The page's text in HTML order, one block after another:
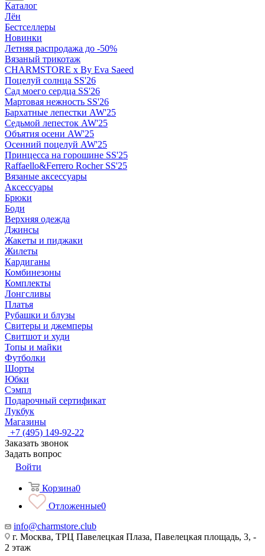
Каталог
Лён
Бестселлеры
Новинки
Летняя распродажа до -50%
Вязаный трикотаж
CHARMSTORE х By Eva Saeed
Поцелуй солнца SS'26
Сад моего сердца SS'26
Мартовая нежность SS'26
Бархатные лепестки AW'25
Седьмой лепесток AW'25
Объятия осени AW'25
Осенний поцелуй AW'25
Принцесса на горошине SS'25
Raffaello&Ferrero Rocher SS'25
Вязаные аксессуары
Аксессуары
Брюки
Боди
Верхняя одежда
Джинсы
Жакеты и пиджаки
Жилеты
Кардиганы
Комбинезоны
Комплекты
Лонгсливы
Платья
Рубашки и блузы
Свитеры и джемперы
Свитшот и худи
Топы и майки
Футболки
Шорты
Юбки
Сэмпл
Подарочный сертификат
Лукбук
Магазины
+7 (495) 149-92-22
Заказать звонок
Задать вопрос
Войти
Корзина0
Отложенные0
info@charmstore.club
г. Москва, ТРЦ Павелецкая Плаза, Павелецкая площадь, 3, -
2 этаж